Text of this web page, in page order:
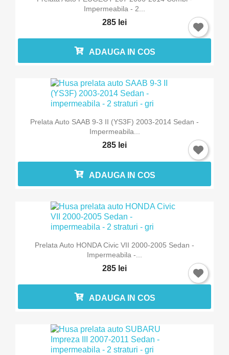
Impermeabila - 2...
285 lei
ADAUGA IN COS
Prelata Auto SAAB 9-3 II (YS3F) 2003-2014 Sedan -
Impermeabila...
285 lei
ADAUGA IN COS
Prelata Auto HONDA Civic VII 2000-2005 Sedan -
Impermeabila -...
285 lei
ADAUGA IN COS
Intra in cont
produse in Lista de Favorite.
Intra in cont